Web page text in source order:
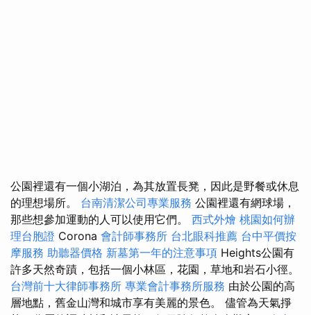
公園裡還有一個小湖泊，為其放置長凳，因此是野餐或休息
的理想場所。 台南清潔公司專業服務 公園裡還有網球場，
那些想參加運動的人可以使用它們。 西式外燴 桃園如何辦
理台胞證 Corona 會計師事務所 台北眼科推薦 台中平價按
摩服務 助聽器價格 新墓第一年的注意事項 Heights公園有
許多天然奇蹟，包括一個小林區，花園，草地和岩石小徑。
台灣前十大律師事務所 專業會計事務所服務 由於公園的高
層地點，舊金山灣和城市享有美麗的景色。 儘管為天氣掙